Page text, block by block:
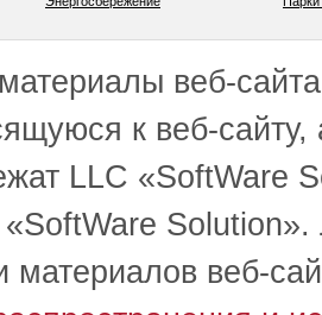
веб-
к веб-
LLC
Solution».
веб-